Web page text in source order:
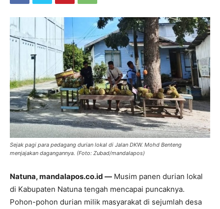
Sejak pagi para pedagang durian lokal di Jalan DKW. Mohd Benteng
menjajakan dagangannya. (Foto: Zubad/mandalapos)
Natuna, mandalapos.co.id — Musim panen durian lokal
di Kabupaten Natuna tengah mencapai puncaknya.
Pohon-pohon durian milik masyarakat di sejumlah desa